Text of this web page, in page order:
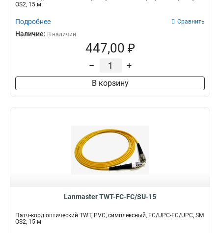
OS2, 15 м
Подробнее Сравнить
Наличие: В наличии
447,00 ₽
– +
В корзину
Lanmaster TWT-FC-FC/SU-15
Патч-корд оптический TWT, PVC, симплексный, FC/UPC-FC/UPC, SM
OS2, 15 м